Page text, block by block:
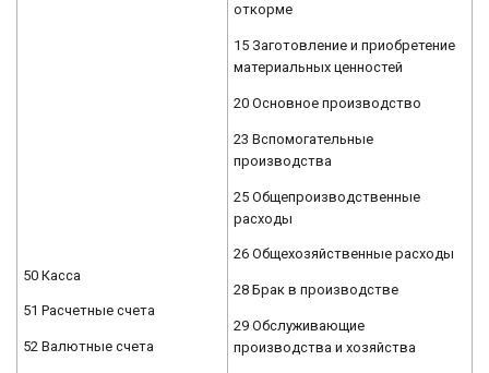
50 Касса
51 Расчетные счета
52 Валютные счета
откорме
15 Заготовление и приобретение
материальных ценностей
20 Основное производство
23 Вспомогательные
производства
25 Общепроизводственные
расходы
26 Общехозяйственные расходы
28 Брак в производстве
29 Обслуживающие
производства и хозяйства